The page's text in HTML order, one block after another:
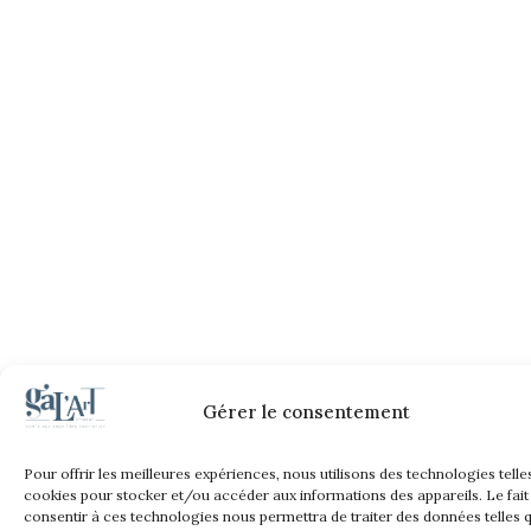
Gérer le consentement
Pour offrir les meilleures expériences, nous utilisons des technologies
cookies pour stocker et/ou accéder aux informations des appareils. Le fait
consentir à ces technologies nous permettra de traiter des données telles